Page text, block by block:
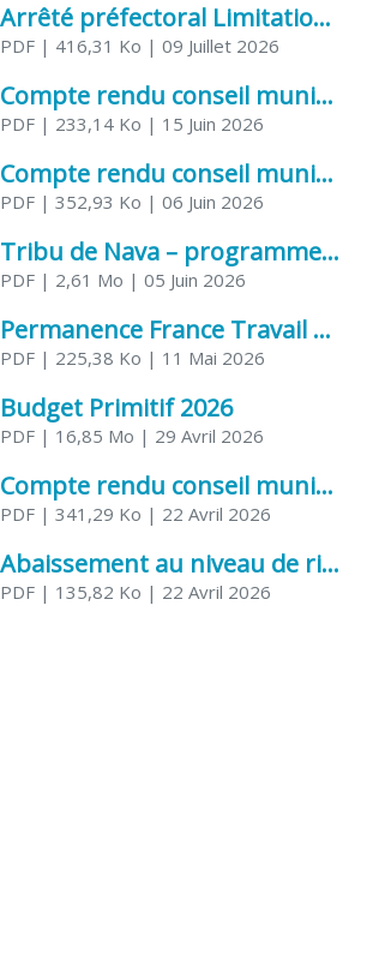
Arrêté préfectoral Limitation provisoire des usages de l’eau
PDF | 416,31 Ko | 09 Juillet 2026
Compte rendu conseil municipal 5 juin 2026 sénatoriale
PDF | 233,14 Ko | 15 Juin 2026
Compte rendu conseil municipal – 21 avril 2026
PDF | 352,93 Ko | 06 Juin 2026
Tribu de Nava – programme et inscriptions été 2026
PDF | 2,61 Mo | 05 Juin 2026
Permanence France Travail au CCAS de Saujon Juin 2026
PDF | 225,38 Ko | 11 Mai 2026
Budget Primitif 2026
PDF | 16,85 Mo | 29 Avril 2026
Compte rendu conseil municipal – 7 avril 2026
PDF | 341,29 Ko | 22 Avril 2026
Abaissement au niveau de risque modéré de l’Influenza aviaire
PDF | 135,82 Ko | 22 Avril 2026